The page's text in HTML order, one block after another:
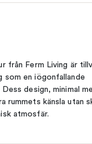
från Ferm Living är
som en iögonfallande
design, minimal
rummets känsla utan
atmosfär.